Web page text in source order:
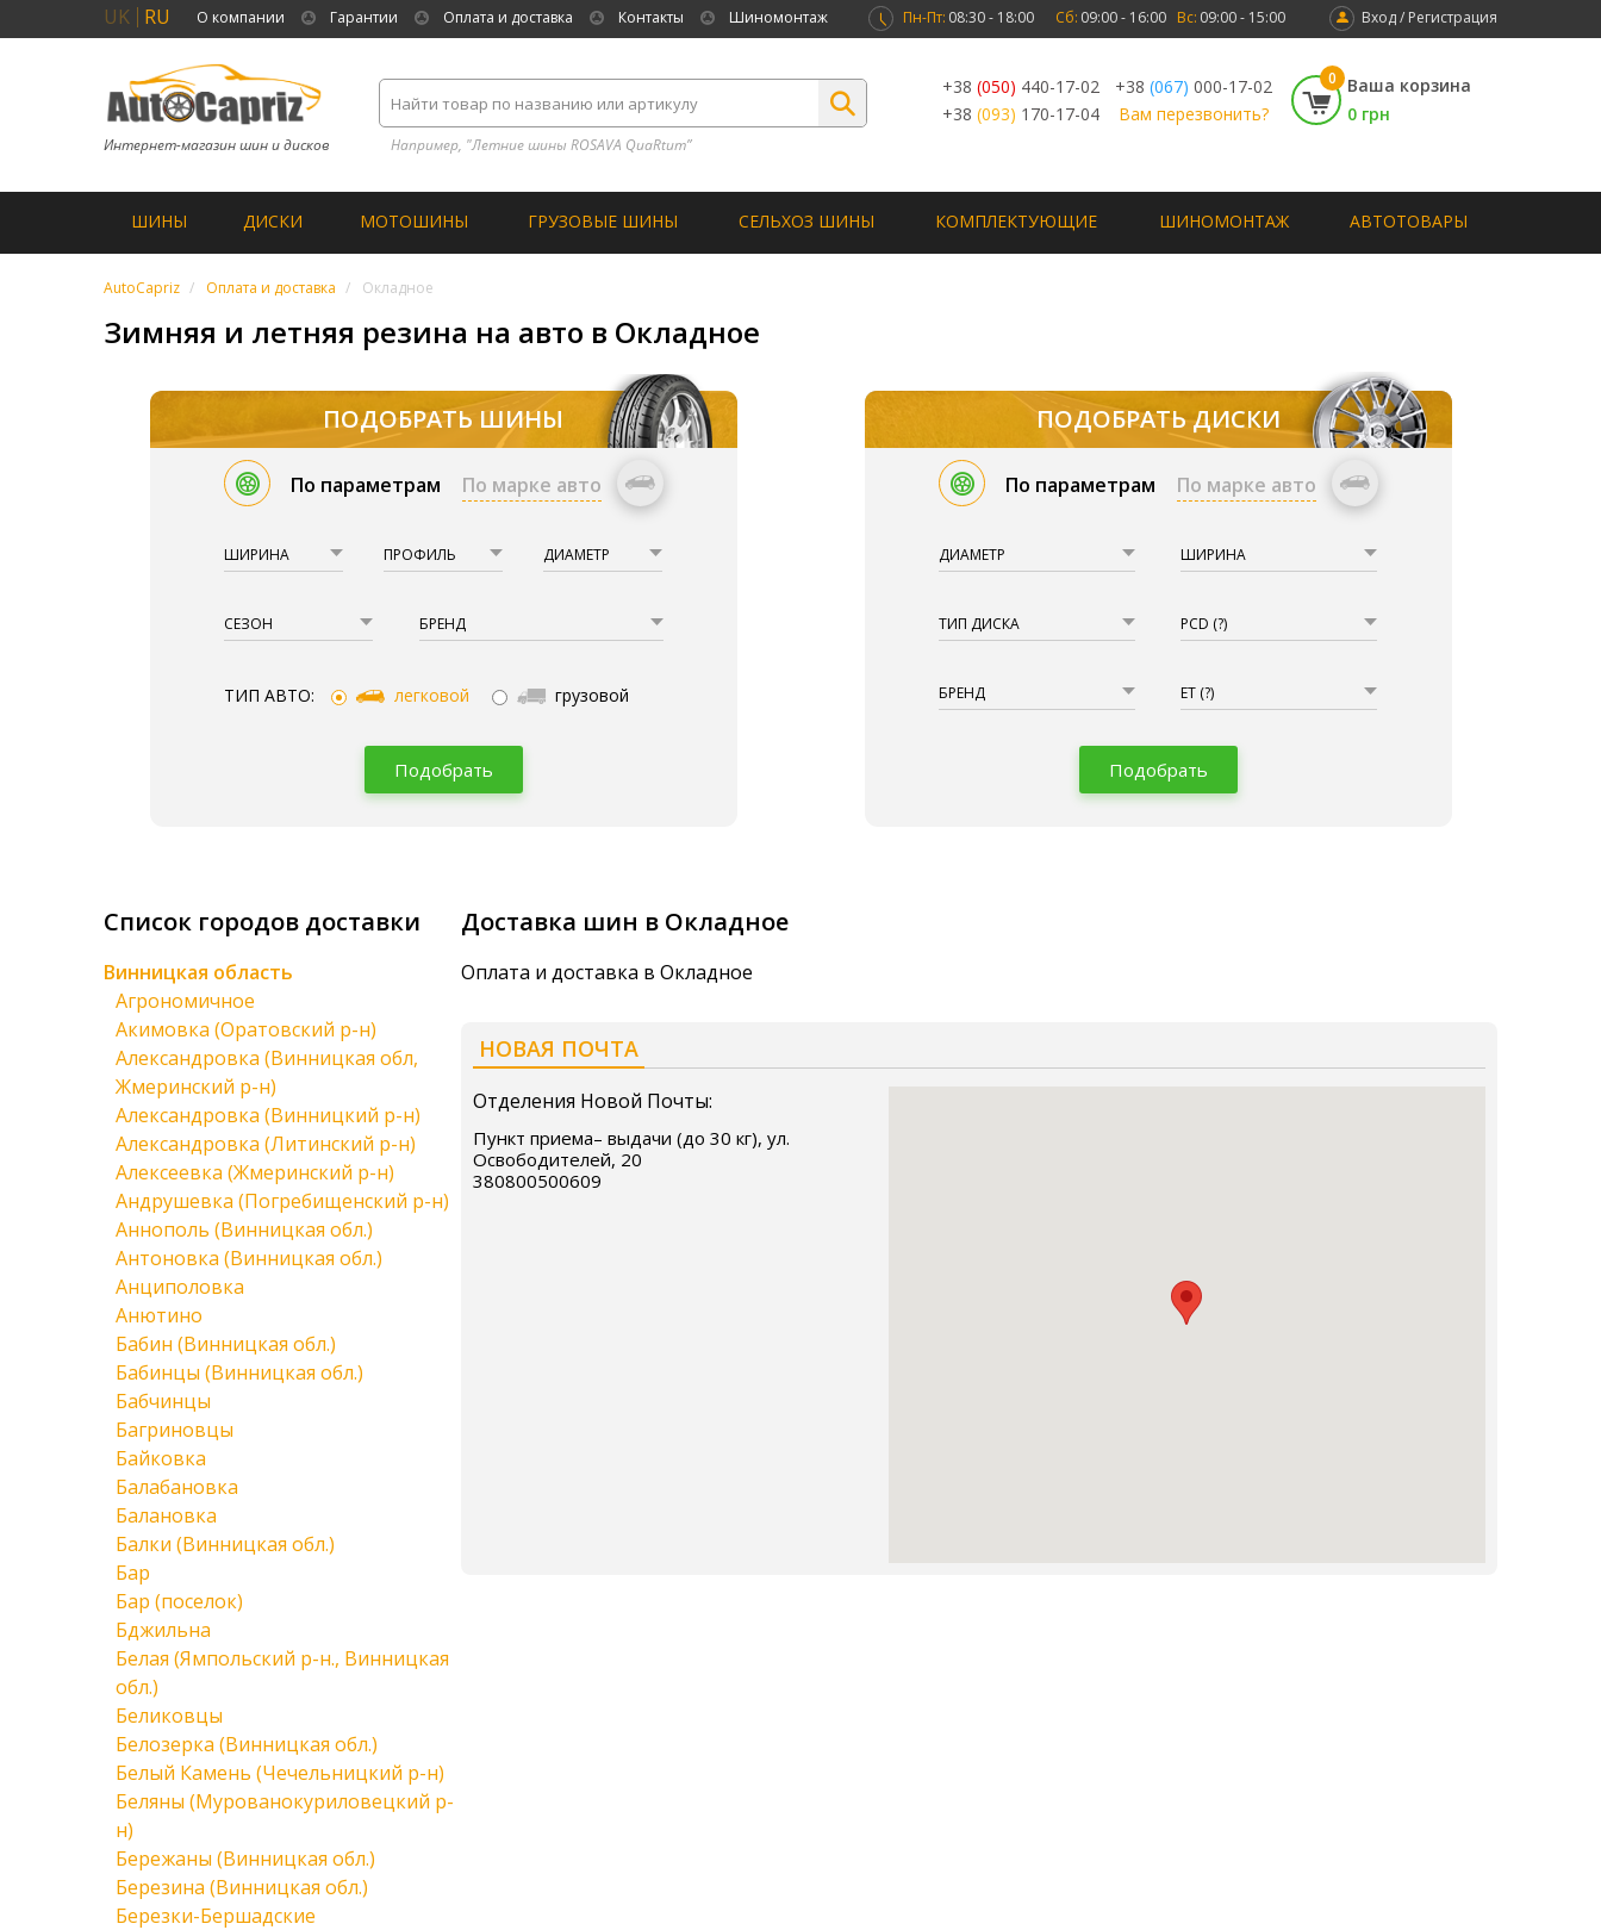
UK RU О компании Гарантии Оплата и доставка Контакты Шиномонтаж Вход / Регистрация
Пн-Пт: 08:30 - 18:00 Сб: 09:00 - 16:00 Вс: 09:00 - 15:00
Интернет-магазин шин и дисков Например, "Летние шины ROSAVA QuaRtum”
+38 (050) 440-17-02 +38 (067) 000-17-02
+38 (093) 170-17-04 Вам перезвонить?
0
Ваша корзина
0 грн
ШИНЫ ДИСКИ МОТОШИНЫ ГРУЗОВЫЕ ШИНЫ СЕЛЬХОЗ ШИНЫ КОМПЛЕКТУЮЩИЕ ШИНОМОНТАЖ АВТОТОВАРЫ
AutoCapriz Оплата и доставка Окладное
Зимняя и летняя резина на авто в Окладное
ПОДОБРАТЬ ШИНЫ
По параметрам По марке авто
ШИРИНА ПРОФИЛЬ ДИАМЕТР
СЕЗОН БРЕНД
ТИП АВТО: легковой грузовой
Подобрать
ПОДОБРАТЬ ДИСКИ
По параметрам По марке авто
ДИАМЕТР ШИРИНА
ТИП ДИСКА PCD (?)
БРЕНД ET (?)
Подобрать
Доставка шин в Окладное
Оплата и доставка в Окладное
НОВАЯ ПОЧТА
Отделения Новой Почты:
Пункт приема– выдачи (до 30 кг), ул.
Освободителей, 20
380800500609
Список городов доставки
Винницкая область
Агрономичное
Акимовка (Оратовский р-н)
Александровка (Винницкая обл,
Жмеринский р-н)
Александровка (Винницкий р-н)
Александровка (Литинский р-н)
Алексеевка (Жмеринский р-н)
Андрушевка (Погребищенский р-н)
Аннополь (Винницкая обл.)
Антоновка (Винницкая обл.)
Анциполовка
Анютино
Бабин (Винницкая обл.)
Бабинцы (Винницкая обл.)
Бабчинцы
Багриновцы
Байковка
Балабановка
Балановка
Балки (Винницкая обл.)
Бар
Бар (поселок)
Бджильна
Белая (Ямпольский р-н., Винницкая
обл.)
Беликовцы
Белозерка (Винницкая обл.)
Белый Камень (Чечельницкий р-н)
Беляны (Мурованокуриловецкий р-
н)
Бережаны (Винницкая обл.)
Березина (Винницкая обл.)
Березки-Бершадские